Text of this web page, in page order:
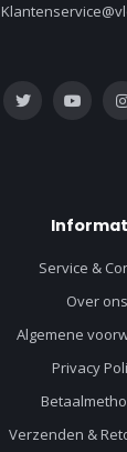
Service &
Over ons
Algemene
Privacy
Verzenden &